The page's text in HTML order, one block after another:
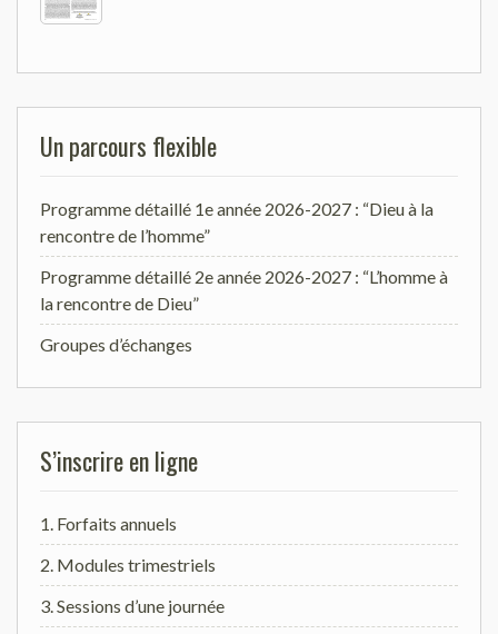
Un parcours flexible
Programme détaillé 1e année 2026-2027 : “Dieu à la
rencontre de l’homme”
Programme détaillé 2e année 2026-2027 : “L’homme à
la rencontre de Dieu”
Groupes d’échanges
S’inscrire en ligne
1. Forfaits annuels
2. Modules trimestriels
3. Sessions d’une journée